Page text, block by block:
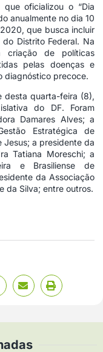
oficializou o “Dia
anualmente no dia 10
que busca incluir
do Distrito Federal. Na
criação de políticas
pelas doenças e
diagnóstico precoce.
desta quarta-feira (8),
do DF. Foram
Damares Alves; a
Estratégica de
Jesus; a presidente da
Tatiana Moreschi; a
e Brasiliense de
da Associação
da Silva; entre outros.